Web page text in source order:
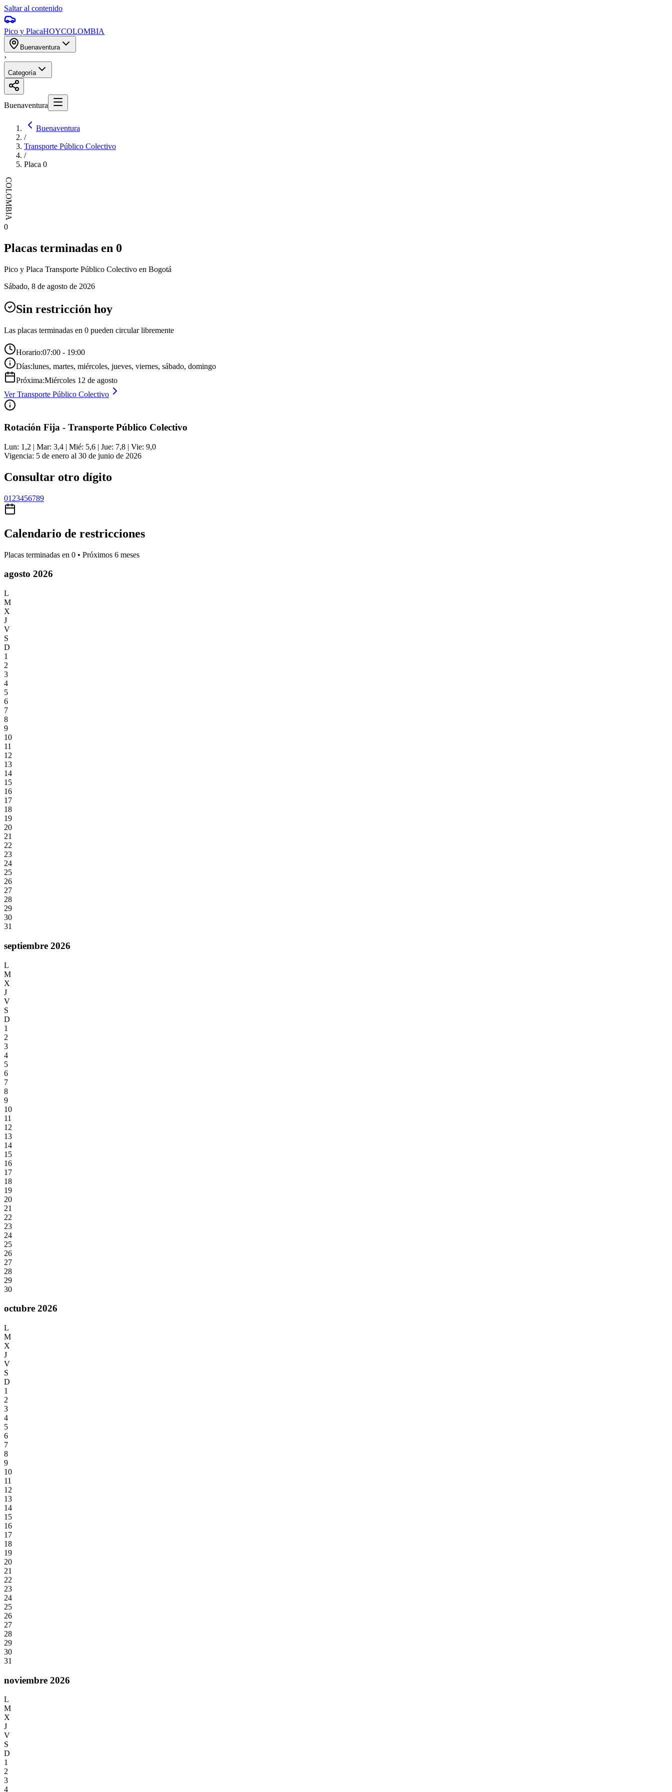
Saltar al contenido
Pico y PlacaHOYCOLOMBIA
Buenaventura
›
Categoría
Buenaventura
Buenaventura
/
Transporte Público Colectivo
/
Placa 0
COLOMBIA
0
Placas terminadas en 0
Pico y Placa Transporte Público Colectivo en Bogotá
Sábado, 8 de agosto de 2026
Sin restricción hoy
Las placas terminadas en 0 pueden circular libremente
Horario:07:00 - 19:00
Días:lunes, martes, miércoles, jueves, viernes, sábado, domingo
Próxima:Miércoles 12 de agosto
VerTransporte Público Colectivo
Rotación Fija - Transporte Público Colectivo
Lun: 1,2 | Mar: 3,4 | Mié: 5,6 | Jue: 7,8 | Vie: 9,0
Vigencia: 5 de enero al 30 de junio de 2026
Consultar otro dígito
01 23456789
Calendario de restricciones
Placas terminadas en 0 • Próximos 6 meses
agosto 2026
L
M
X
J
V
S
D
1
2
3
4
5
6
7
8
9
10
11
12
13
14
15
16
17
18
19
20
21
22
23
24
25
26
27
28
29
30
31
septiembre 2026
L
M
X
J
V
S
D
1
2
3
4
5
6
7
8
9
10
11
12
13
14
15
16
17
18
19
20
21
22
23
24
25
26
27
28
29
30
octubre 2026
L
M
X
J
V
S
D
1
2
3
4
5
6
7
8
9
10
11
12
13
14
15
16
17
18
19
20
21
22
23
24
25
26
27
28
29
30
31
noviembre 2026
L
M
X
J
V
S
D
1
2
3
4